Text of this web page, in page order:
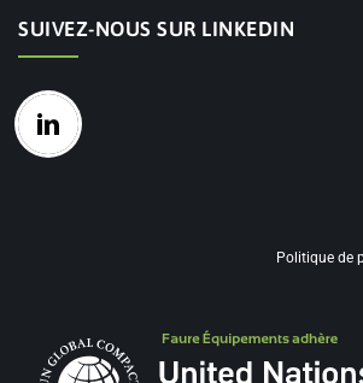
SUIVEZ-NOUS SUR LINKEDIN
Politique de